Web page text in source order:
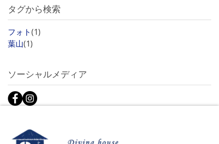
タグから検索
フォト(1)
葉山(1)
ソーシャルメディア